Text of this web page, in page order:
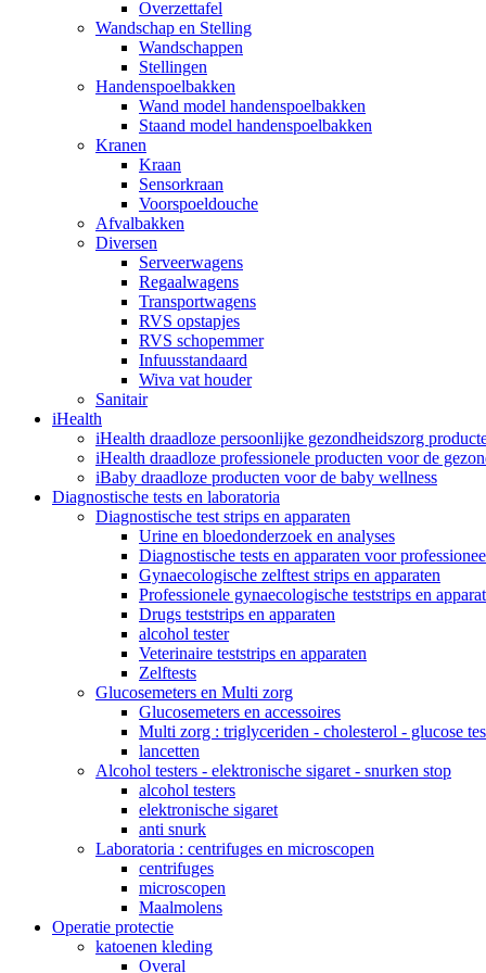
Overzettafel
Wandschap en Stelling
Wandschappen
Stellingen
Handenspoelbakken
Wand model handenspoelbakken
Staand model handenspoelbakken
Kranen
Kraan
Sensorkraan
Voorspoeldouche
Afvalbakken
Diversen
Serveerwagens
Regaalwagens
Transportwagens
RVS opstapjes
RVS schopemmer
Infuusstandaard
Wiva vat houder
Sanitair
iHealth
iHealth draadloze persoonlijke gezondheidszorg
iHealth draadloze professionele producten voor de
iBaby draadloze producten voor de baby wellness
Diagnostische tests en laboratoria
Diagnostische test strips en apparaten
Urine en bloedonderzoek en analyses
Diagnostische tests en apparaten voor
Gynaecologische zelftest strips en apparaten
Professionele gynaecologische teststrips en
Drugs teststrips en apparaten
alcohol tester
Veterinaire teststrips en apparaten
Zelftests
Glucosemeters en Multi zorg
Glucosemeters en accessoires
Multi zorg : triglyceriden - cholesterol - glucose
lancetten
Alcohol testers - elektronische sigaret - snurken stop
alcohol testers
elektronische sigaret
anti snurk
Laboratoria : centrifuges en microscopen
centrifuges
microscopen
Maalmolens
Operatie protectie
katoenen kleding
Overal